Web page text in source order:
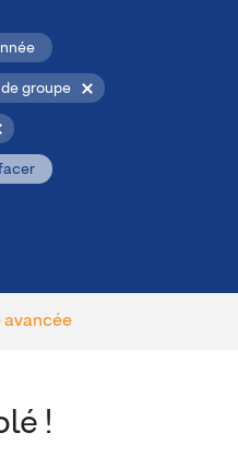
groupe
avancée
!